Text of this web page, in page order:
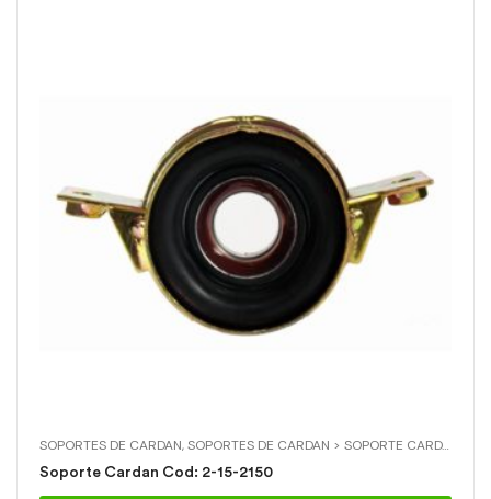
SOPORTES DE CARDAN,SOPORTES DE CARDAN > SOPORTE CARDAN
Soporte Cardan Cod: 2-15-2150